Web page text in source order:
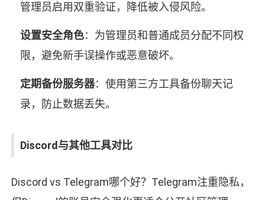
管理员启用双重验证，降低被入侵风险。
设置安全角色：为管理员和普通成员分配不同权
限，避免新手误操作或恶意破坏。
定期备份服务器：使用第三方工具备份聊天记
录，防止数据丢失。
Discord与其他工具对比
Discord vs Telegram哪个好？Telegram注重隐私，